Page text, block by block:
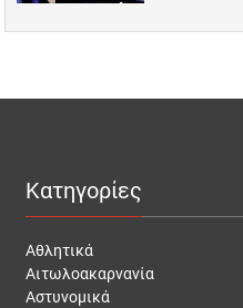
Κατηγορίες
Αθλητικά
Αιτωλοακαρνανία
Αστυνομικά